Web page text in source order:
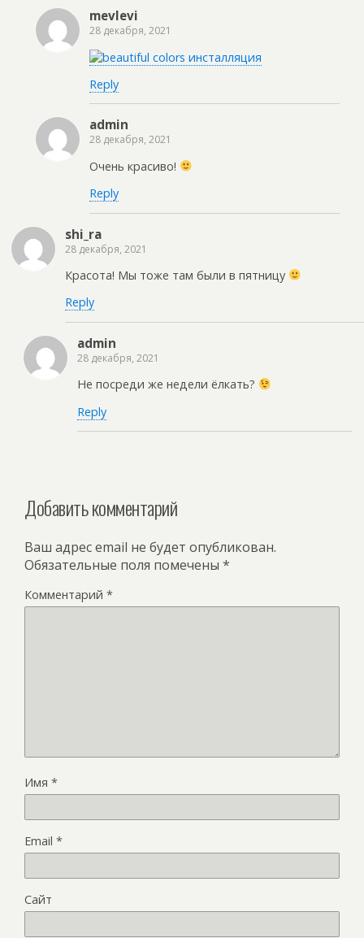
mevlevi
28 декабря, 2021
Reply
admin
28 декабря, 2021
Очень красиво!
Reply
shi_ra
28 декабря, 2021
Красота! Мы тоже там были в пятницу
Reply
admin
28 декабря, 2021
Не посреди же недели ёлкать?
Reply
Добавить комментарий
Ваш адрес email не будет опубликован.
Обязательные поля помечены *
Комментарий *
Имя *
Email *
Сайт